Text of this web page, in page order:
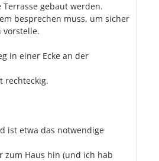
gebaut werden.
besprechen muss, um sicher
vorstelle.
in einer Ecke an der
rechteckig.
ist etwa das notwendige
zum Haus hin (und ich hab